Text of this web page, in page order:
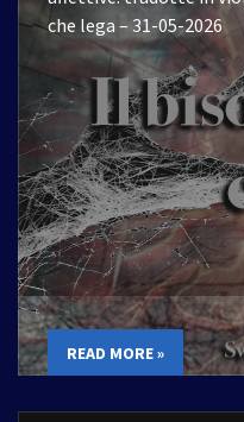
che lega – 31-05-2026
READ MORE »